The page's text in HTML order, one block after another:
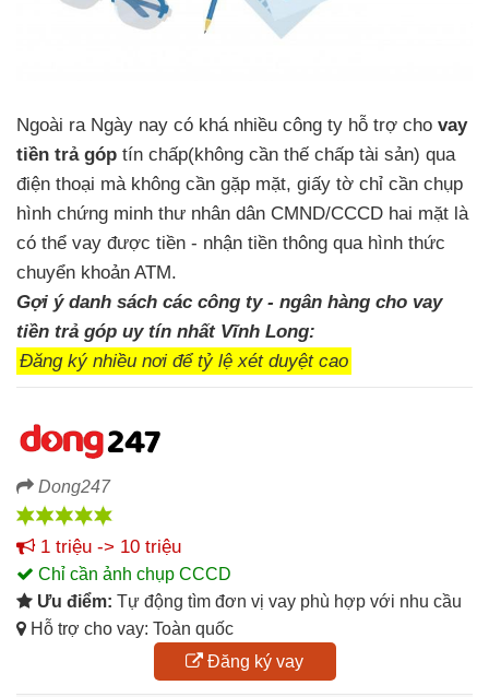
Ngoài ra Ngày nay có khá nhiều công ty hỗ trợ cho vay
tiền trả góp tín chấp(không cần thế chấp tài sản) qua
điện thoại mà không cần gặp mặt, giấy tờ chỉ cần chụp
hình chứng minh thư nhân dân CMND/CCCD hai mặt là
có thể vay được tiền - nhận tiền thông qua hình thức
chuyển khoản ATM.
Gợi ý danh sách các công ty - ngân hàng cho vay
tiền trả góp uy tín nhất Vĩnh Long:
Đăng ký nhiều nơi để tỷ lệ xét duyệt cao
Dong247
1 triệu -> 10 triệu
Chỉ cần ảnh chụp CCCD
Ưu điểm: Tự động tìm đơn vị vay phù hợp với nhu cầu
Hỗ trợ cho vay: Toàn quốc
Đăng ký vay